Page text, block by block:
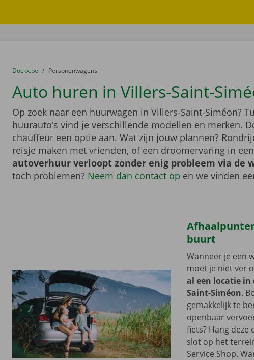
U bevindt zich hier:
van
Dockx.be naar
Personenwagens
Auto huren in Villers-Saint-
Op zoek naar een huurwagen in Villers-Saint-Siméon?
huurauto’s vind je verschillende modellen en merken.
chauffeur een optie aan. Wat zijn jouw plannen?
reisje maken met vrienden, of een droomervaring in
autoverhuur verloopt zonder enig probleem via de
toch problemen? Neem dan contact op en we vinden
buurt
Wanneer je een
moet je niet ver
al een locatie in
Saint-Siméon.
gemakkelijk te
openbaar
fiets? Hang deze
slot op het
Service Shop.